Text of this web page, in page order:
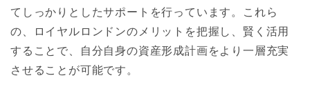
てしっかりとしたサポートを行っています。これら
の、ロイヤルロンドンのメリットを把握し、賢く活用
することで、自分自身の資産形成計画をより一層充実
させることが可能です。